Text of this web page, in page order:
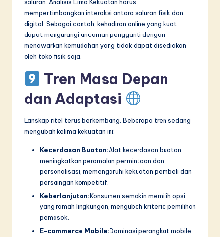
saluran. Analisis Lima Kekuatan harus
mempertimbangkan interaksi antara saluran fisik dan
digital. Sebagai contoh, kehadiran online yang kuat
dapat mengurangi ancaman pengganti dengan
menawarkan kemudahan yang tidak dapat disediakan
oleh toko fisik saja.
Tren Masa Depan
dan Adaptasi
Lanskap ritel terus berkembang. Beberapa tren sedang
mengubah kelima kekuatan ini:
Kecerdasan Buatan:Alat kecerdasan buatan
meningkatkan peramalan permintaan dan
personalisasi, memengaruhi kekuatan pembeli dan
persaingan kompetitif.
Keberlanjutan:Konsumen semakin memilih opsi
yang ramah lingkungan, mengubah kriteria pemilihan
pemasok.
E-commerce Mobile:Dominasi perangkat mobile